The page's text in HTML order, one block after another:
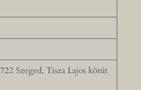
Szeged, Tisza Lajos körút